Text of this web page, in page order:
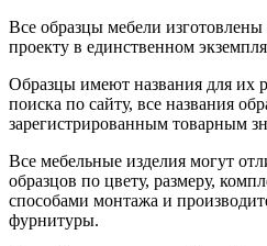
Все образцы мебели
проекту в единственном
Образцы имеют названия для их
поиска по сайту, все названия
зарегистрированным товарным
Все мебельные изделия могут
образцов по цвету, размеру,
способами монтажа и
фурнитуры.